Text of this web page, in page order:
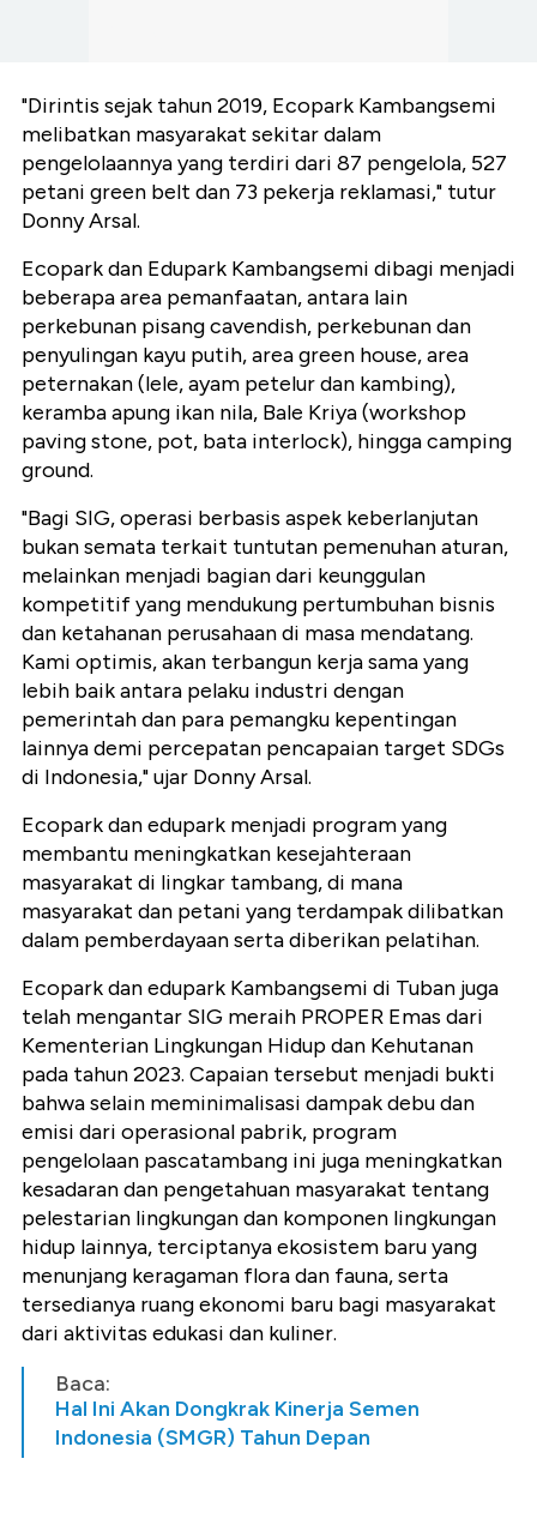
"Dirintis sejak tahun 2019, Ecopark Kambangsemi
melibatkan masyarakat sekitar dalam
pengelolaannya yang terdiri dari 87 pengelola, 527
petani green belt dan 73 pekerja reklamasi," tutur
Donny Arsal.
Ecopark dan Edupark Kambangsemi dibagi menjadi
beberapa area pemanfaatan, antara lain
perkebunan pisangcavendish, perkebunan dan
penyulingan kayu putih, areagreen house, area
peternakan (lele, ayam petelur dan kambing),
keramba apung ikan nila, Bale Kriya (workshop
paving stone, pot, bata interlock), hinggacamping
ground.
"Bagi SIG, operasi berbasis aspek keberlanjutan
bukan semata terkait tuntutan pemenuhan aturan,
melainkan menjadi bagian dari keunggulan
kompetitif yang mendukung pertumbuhan bisnis
dan ketahanan perusahaan di masa mendatang.
Kami optimis, akan terbangun kerja sama yang
lebih baik antara pelaku industri dengan
pemerintah dan para pemangku kepentingan
lainnya demi percepatan pencapaian target SDGs
di Indonesia," ujar Donny Arsal.
Ecopark dan edupark menjadi program yang
membantu meningkatkan kesejahteraan
masyarakat di lingkar tambang, di mana
masyarakat dan petani yang terdampak dilibatkan
dalam pemberdayaan serta diberikan pelatihan.
Ecopark dan edupark Kambangsemi di Tuban juga
telah mengantar SIG meraih PROPER Emas dari
Kementerian Lingkungan Hidup dan Kehutanan
pada tahun 2023. Capaian tersebut menjadi bukti
bahwa selain meminimalisasi dampak debu dan
emisi dari operasional pabrik, program
pengelolaan pascatambang ini juga meningkatkan
kesadaran dan pengetahuan masyarakat tentang
pelestarian lingkungan dan komponen lingkungan
hidup lainnya, terciptanya ekosistem baru yang
menunjang keragaman flora dan fauna, serta
tersedianya ruang ekonomi baru bagi masyarakat
dari aktivitas edukasi dan kuliner.
Baca:
Hal Ini Akan Dongkrak Kinerja Semen
Indonesia (SMGR) Tahun Depan